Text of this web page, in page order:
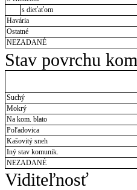
s dieťaťom
Havária
Ostatné
NEZADANÉ
Stav povrchu
Suchý
Mokrý
Na kom. blato
Poľadovica
Kašovitý sneh
Iný stav komunik.
NEZADANÉ
Viditeľnosť